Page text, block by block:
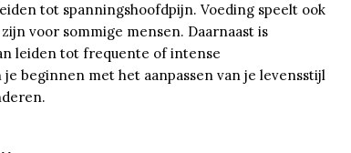
tot spanningshoofdpijn. Voeding speelt ook
voor sommige mensen. Daarnaast is
leiden tot frequente of intense
beginnen met het aanpassen van je levensstijl